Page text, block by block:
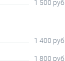
1 500 руб.
1 400 руб.
1 800 руб.